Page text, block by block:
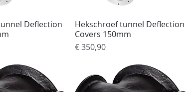
overzichtDeflection
Snel overzicht
Hekschroef tunnel Deflection
Covers 150mm
Prijs
€ 350,90